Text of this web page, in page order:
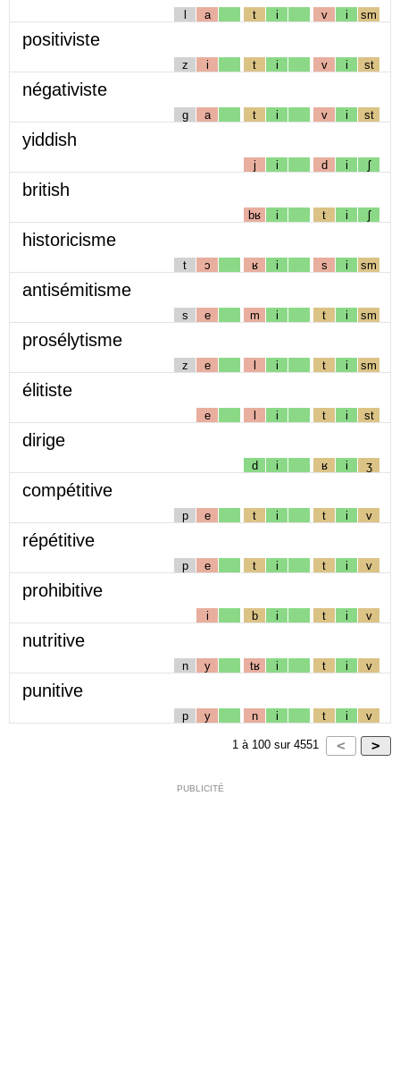
l a t i v i sm
positiviste
z i t i v i st
négativiste
g a t i v i st
yiddish
j i d i ʃ
british
bʁ i t i ʃ
historicisme
t ɔ ʁ i s i sm
antisémitisme
s e m i t i sm
prosélytisme
z e l i t i sm
élitiste
e l i t i st
dirige
d i ʁ i ʒ
compétitive
p e t i t i v
répétitive
p e t i t i v
prohibitive
i b i t i v
nutritive
n y tʁ i t i v
punitive
p y n i t i v
1 à 100 sur 4551
PUBLICITÉ